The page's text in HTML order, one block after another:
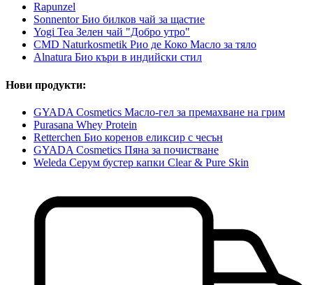
Rapunzel
Sonnentor Био билков чай за щастие
Yogi Tea Зелен чай "Добро утро"
CMD Naturkosmetik Рио де Коко Масло за тяло
Alnatura Био къри в индийски стил
Нови продукти:
GYADA Cosmetics Масло-гел за премахване на грим
Purasana Whey Protein
Retterchen Био коренов еликсир с чесън
GYADA Cosmetics Пяна за почистване
Weleda Серум бустер капки Clear & Pure Skin